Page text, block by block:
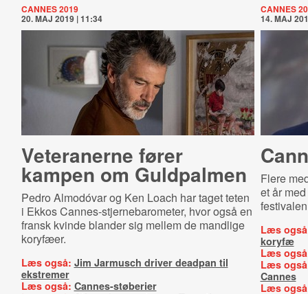
CANNES 2019
20. MAJ 2019 | 11:34
Veteranerne fører
kampen om Guldpalmen
Pedro Almodóvar og Ken Loach har taget teten
i Ekkos Cannes-stjernebarometer, hvor også en
fransk kvinde blander sig mellem de mandlige
koryfæer.
Læs også: Jim Jarmusch driver deadpan til
ekstremer
Læs også: Cannes-støberier
CANNES
14. MAJ
Flere
et år
Læs
koryfæ
Læs
Læs
Cannes
Læs